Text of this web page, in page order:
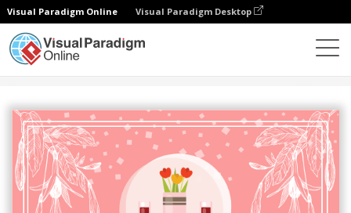
Visual Paradigm Online Visual Paradigm Desktop